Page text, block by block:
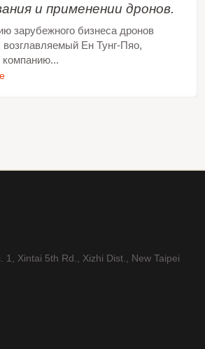
и применении дронов.
зарубежного бизнеса дронов
возглавляемый Ен Тунг-Пяо,
1, Xintai 5th Rd., Xizhi Dist., New Taipei